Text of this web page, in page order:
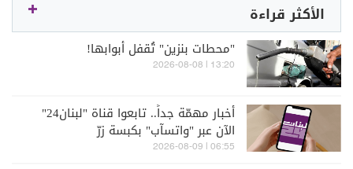
الأكثر قراءة
"محطات بنزين" تُقفل أبوابها!
13:20 | 2026-08-08
أخبار مهمّة جداً.. تابعوا قناة "لبنان24"
الآن عبر "واتسآب" بكبسة زرّ
06:55 | 2026-08-09